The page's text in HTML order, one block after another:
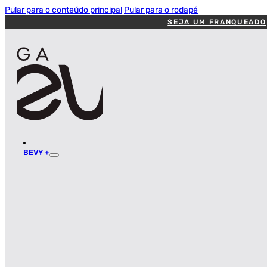
Pular para o conteúdo principal Pular para o rodapé
SEJA UM FRANQUEADO
BEVY +